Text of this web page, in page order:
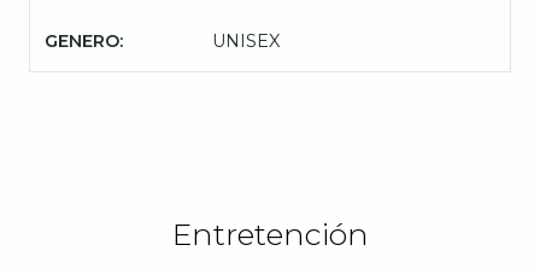
GENERO: UNISEX
Entretención